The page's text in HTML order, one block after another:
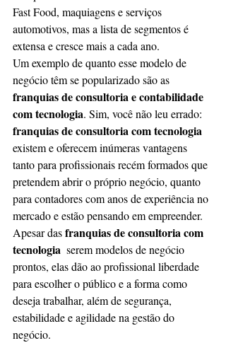
Fast Food, maquiagens e serviços
automotivos, mas a lista de segmentos é
extensa e cresce mais a cada ano.
Um exemplo de quanto esse modelo de
negócio têm se popularizado são as
franquias de consultoria e contabilidade
com tecnologia. Sim, você não leu errado:
franquias de consultoria com tecnologia
existem e oferecem inúmeras vantagens
tanto para profissionais recém formados que
pretendem abrir o próprio negócio, quanto
para contadores com anos de experiência no
mercado e estão pensando em empreender.
Apesar das franquias de consultoria com
tecnologia
  serem modelos de negócio
prontos, elas dão ao profissional liberdade
para escolher o público e a forma como
deseja trabalhar, além de segurança,
estabilidade e agilidade na gestão do
negócio.